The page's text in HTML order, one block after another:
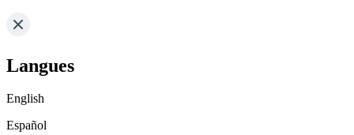
Langues
English
Español